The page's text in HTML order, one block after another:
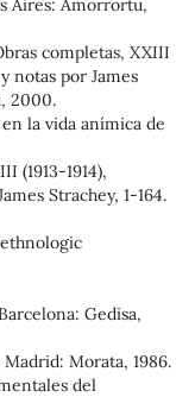
Aires: Amorrortu,
completas, XXIII
notas por James
2000.
la vida anímica de
(1913-1914),
Strachey, 1-164.
Gedisa,
Madrid: Morata, 1986.
del